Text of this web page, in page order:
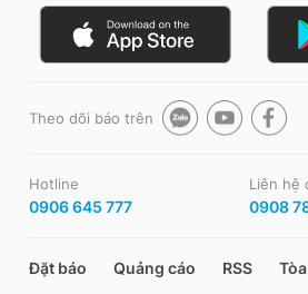
Theo dõi báo trên
Hotline
0906 645 777
Liên hệ
0908
Đặt báo Quảng cáo RSS